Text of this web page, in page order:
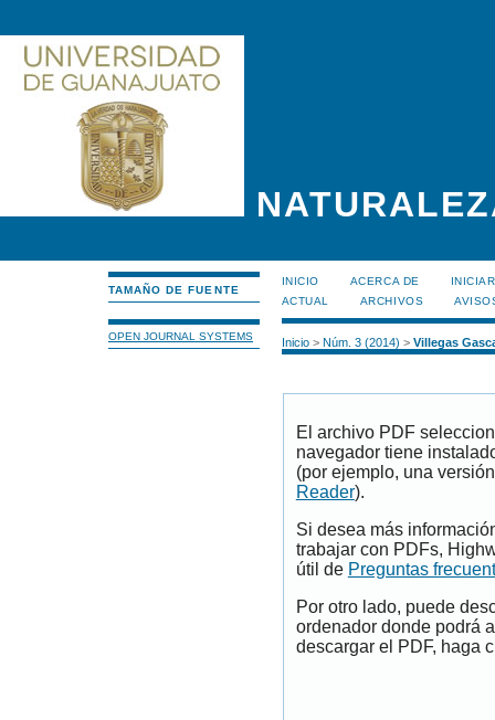
TAMAÑO DE FUENTE
OPEN JOURNAL SYSTEMS
INICIO ACERCA DE
ACTUAL
ARCHIVOS
Inicio> Núm. 3 (2014) > Villegas
El archivo PDF
navegador tiene
(por ejemplo, una
Reader).
Si desea más
trabajar con PDFs,
útil de Preguntas
Por otro lado, puede
ordenador donde podrá
descargar el PDF, haga